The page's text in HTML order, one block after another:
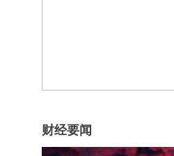
财经要闻